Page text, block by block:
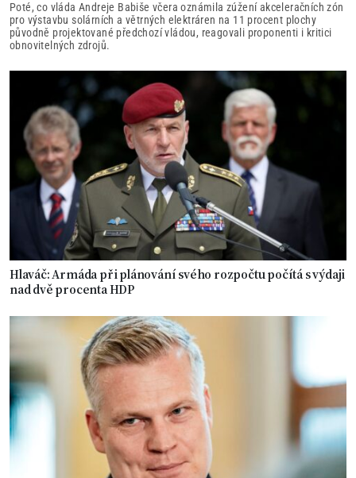
Poté, co vláda Andreje Babiše včera oznámila zúžení akceleračních zón
pro výstavbu solárních a větrných elektráren na 11 procent plochy
původně projektované předchozí vládou, reagovali proponenti i kritici
obnovitelných zdrojů.
Hlaváč: Armáda při plánování svého rozpočtu počítá s výdaji
nad dvě procenta HDP